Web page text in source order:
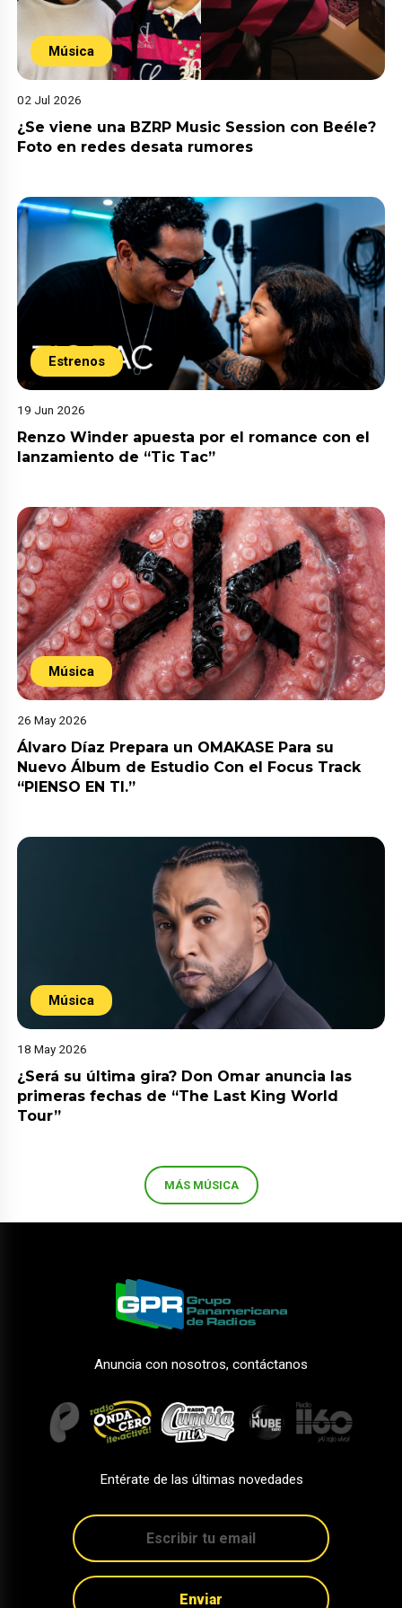
Música
02 Jul 2026
¿Se viene una BZRP Music Session con Beéle?
Foto en redes desata rumores
Estrenos
19 Jun 2026
Renzo Winder apuesta por el romance con el
lanzamiento de “Tic Tac”
Música
26 May 2026
Álvaro Díaz Prepara un OMAKASE Para su
Nuevo Álbum de Estudio Con el Focus Track
“PIENSO EN TI.”
Música
18 May 2026
¿Será su última gira? Don Omar anuncia las
primeras fechas de “The Last King World
Tour”
MÁS MÚSICA
Anuncia con nosotros, contáctanos
Entérate de las últimas novedades
Enviar